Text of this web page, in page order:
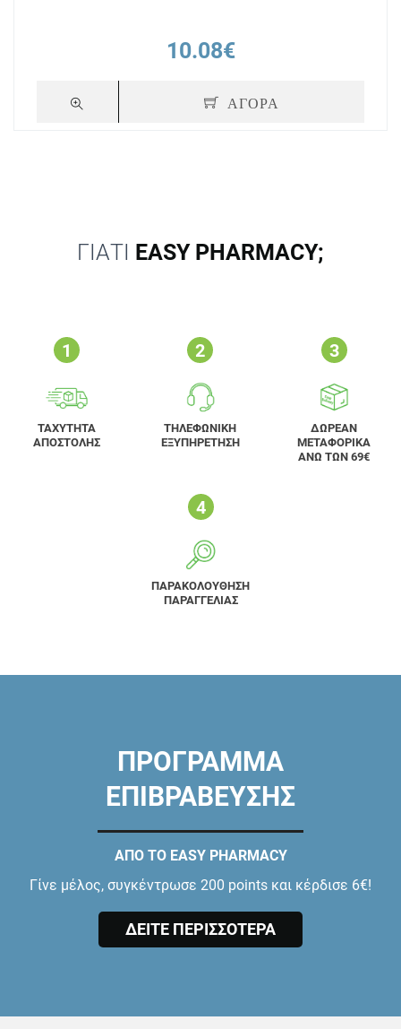
10.08€
ΑΓΟΡΑ
ΓΙΑΤΙ EASY PHARMACY;
ΤΑΧΥΤΗΤΑ
ΑΠΟΣΤΟΛΗΣ
ΤΗΛΕΦΩΝΙΚΗ
ΕΞΥΠΗΡΕΤΗΣΗ
ΔΩΡΕΑΝ
ΜΕΤΑΦΟΡΙΚΑ
ΑΝΩ ΤΩΝ 69€
ΠΑΡΑΚΟΛΟΥΘΗΣΗ
ΠΑΡΑΓΓΕΛΙΑΣ
ΠΡΟΓΡΑΜΜΑ
ΕΠΙΒΡΑΒΕΥΣΗΣ
ΑΠΟ ΤΟ EASY PHARMACY
Γίνε μέλος, συγκέντρωσε 200 points και κέρδισε 6€!
ΔΕΙΤΕ ΠΕΡΙΣΣΟΤΕΡΑ